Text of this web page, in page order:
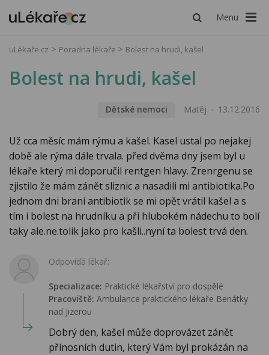
Menu
uLékaře.cz Poradna lékaře Bolest na hrudi, kašel
Bolest na hrudi, kašel
Dětské nemoci Matěj 13.12.2016
Už cca měsíc mám rýmu a kašel. Kasel ustal po nejakej
době ale rýma dále trvala. před dvěma dny jsem byl u
lékaře který mi doporučil rentgen hlavy. Zrenrgenu se
zjistilo že mám zánět sliznic a nasadili mi antibiotika.Po
jednom dni brani antibiotik se mi opět vrátil kašel a s
tím i bolest na hrudníku a při hlubokém nádechu to bolí
taky ale.ne.tolik jako pro kašli..nyní ta bolest trvá den.
Odpovídá lékař:
Specializace: Praktické lékařství pro dospělé
Pracoviště: Ambulance praktického lékaře Benátky
nad Jizerou
Dobrý den, kašel může doprovázet zánět
přínosních dutin, který Vám byl prokázán na